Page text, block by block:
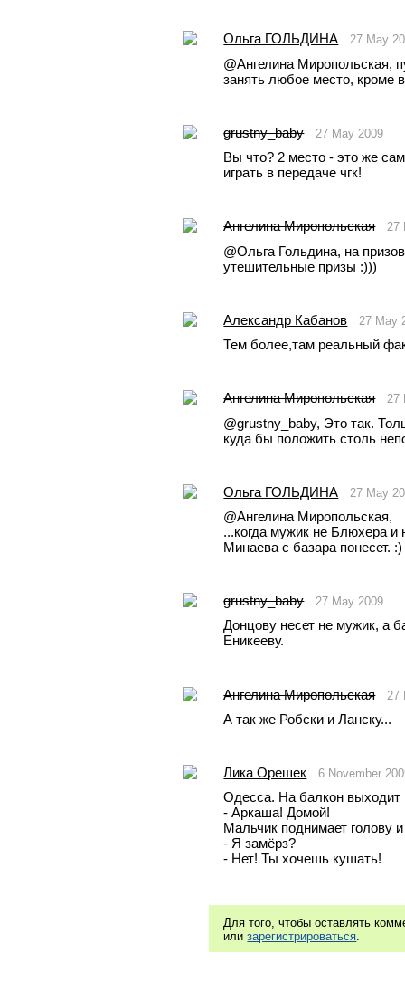
Oльга ГОЛЬДИНА 27 May
@Ангелина Миропольская,
занять любое место, кроме
grustny_baby 27 May 2009
Вы что? 2 место - это же
играть в передаче чгк!
Ангелина Миропольская 27
@Oльга Гольдина, на
утешительные призы :)))
Александр Кабанов 27 May
Тем более,там реальный
Ангелина Миропольская 27
@grustny_baby, Это так.
куда бы положить столь
Oльга ГОЛЬДИНА 27 May
@Ангелина Миропольская,
...когда мужик не Блюхера
Минаева с базара понесет.
grustny_baby 27 May 2009
Донцову несет не мужик, а
Еникееву.
Ангелина Миропольская 27
А так же Робски и Ланску...
Лика Орешек 6 November
Одесса. На балкон выходит
- Аркаша! Домой!
Мальчик поднимает голову и
- Я замёрз?
- Нет! Ты хочешь кушать!
Для того, чтобы оставлять
илизарегистрироваться